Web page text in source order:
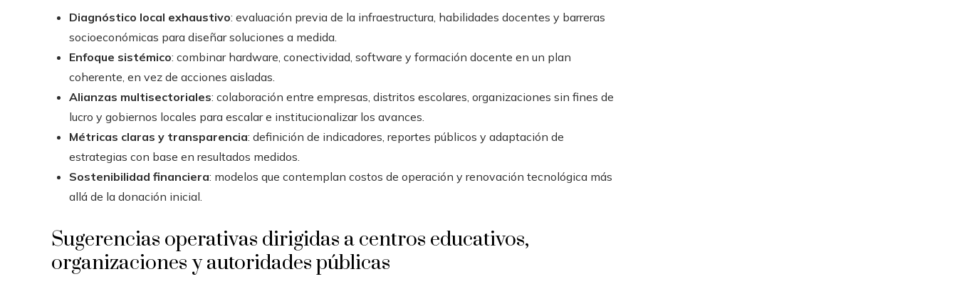
Diagnóstico local exhaustivo: evaluación previa de la infraestructura, habilidades docentes y barreras
socioeconómicas para diseñar soluciones a medida.
Enfoque sistémico: combinar hardware, conectividad, software y formación docente en un plan
coherente, en vez de acciones aisladas.
Alianzas multisectoriales: colaboración entre empresas, distritos escolares, organizaciones sin fines de
lucro y gobiernos locales para escalar e institucionalizar los avances.
Métricas claras y transparencia: definición de indicadores, reportes públicos y adaptación de
estrategias con base en resultados medidos.
Sostenibilidad financiera: modelos que contemplan costos de operación y renovación tecnológica más
allá de la donación inicial.
Sugerencias operativas dirigidas a centros educativos,
organizaciones y autoridades públicas